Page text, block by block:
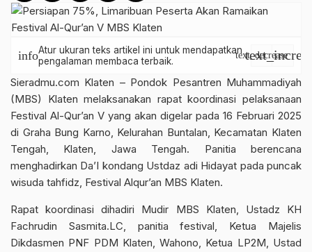
infoAtur ukuran teks artikel ini untuk mendapatkan
pengalaman membaca terbaik.
text_decrease
Sieradmu.com Klaten – Pondok Pesantren Muhammadiyah
(MBS) Klaten melaksanakan rapat koordinasi pelaksanaan
Festival Al-Qur’an V yang akan digelar pada 16 Februari 2025
di Graha Bung Karno, Kelurahan Buntalan, Kecamatan Klaten
Tengah, Klaten, Jawa Tengah. Panitia berencana
menghadirkan Da’I kondang Ustdaz adi Hidayat pada puncak
wisuda tahfidz, Festival Alqur’an MBS Klaten.
Rapat koordinasi dihadiri Mudir MBS Klaten, Ustadz KH
Fachrudin Sasmita.LC, panitia festival, Ketua Majelis
Dikdasmen PNF PDM Klaten, Wahono, Ketua LP2M, Ustad